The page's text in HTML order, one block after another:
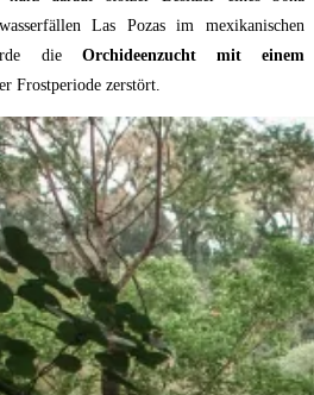
Las Pozas im mexikanischen
die Orchideenzucht mit einem
Frostperiode zerstört.